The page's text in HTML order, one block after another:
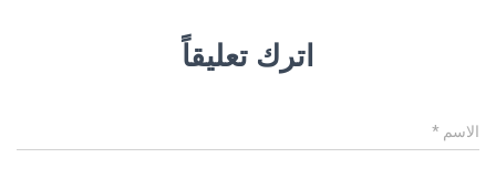
اترك تعليقاً
الاسم *